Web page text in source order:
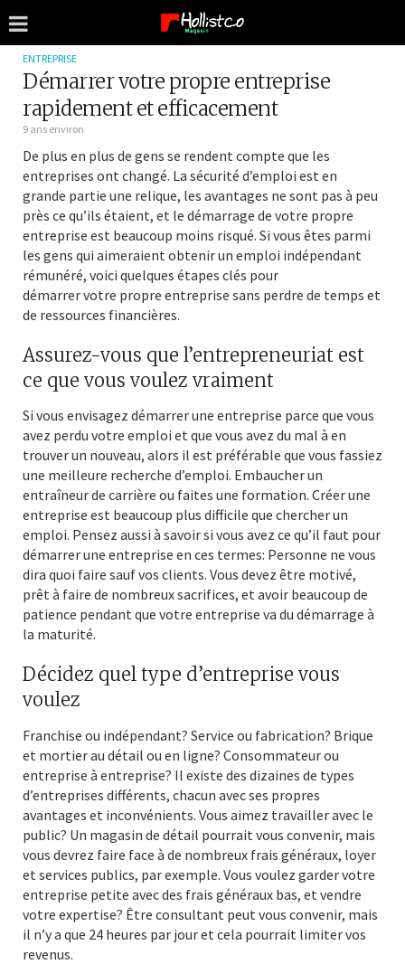
ENTREPRISE
Démarrer votre propre entreprise
rapidement et efficacement
9 ans environ
De plus en plus de gens se rendent compte que les
entreprises ont changé. La sécurité d’emploi est en
grande partie une relique, les avantages ne sont pas à peu
près ce qu’ils étaient, et le démarrage de votre propre
entreprise est beaucoup moins risqué. Si vous êtes parmi
les gens qui aimeraient obtenir un emploi indépendant
rémunéré, voici quelques étapes clés pour
démarrer votre propre entreprise sans perdre de temps et
de ressources financières.
Assurez-vous que l’entrepreneuriat est
ce que vous voulez vraiment
Si vous envisagez démarrer une entreprise parce que vous
avez perdu votre emploi et que vous avez du mal à en
trouver un nouveau, alors il est préférable que vous fassiez
une meilleure recherche d’emploi. Embaucher un
entraîneur de carrière ou faites une formation. Créer une
entreprise est beaucoup plus difficile que chercher un
emploi. Pensez aussi à savoir si vous avez ce qu’il faut pour
démarrer une entreprise en ces termes: Personne ne vous
dira quoi faire sauf vos clients. Vous devez être motivé,
prêt à faire de nombreux sacrifices, et avoir beaucoup de
patience pendant que votre entreprise va du démarrage à
la maturité.
Décidez quel type d’entreprise vous
voulez
Franchise ou indépendant? Service ou fabrication? Brique
et mortier au détail ou en ligne? Consommateur ou
entreprise à entreprise? Il existe des dizaines de types
d’entreprises différents, chacun avec ses propres
avantages et inconvénients. Vous aimez travailler avec le
public? Un magasin de détail pourrait vous convenir, mais
vous devrez faire face à de nombreux frais généraux, loyer
et services publics, par exemple. Vous voulez garder votre
entreprise petite avec des frais généraux bas, et vendre
votre expertise? Être consultant peut vous convenir, mais
il n’y a que 24 heures par jour et cela pourrait limiter vos
revenus.